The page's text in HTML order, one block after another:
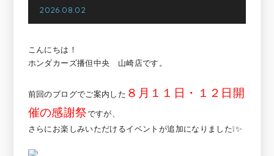
2026.08.02
こんにちは！
ホンダカーズ播但中央 山崎店です。
前回のブログでご案内した ８月１１日・１２日開
催の感謝祭ですが、
さらにお楽しみいただけるイベントが追加になりました❕✨